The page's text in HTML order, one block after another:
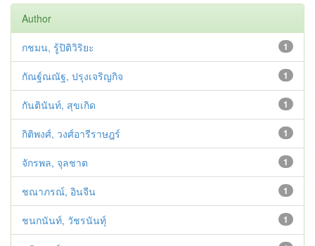
Author
1
กชมน, รู้ปิติวิริยะ
1
กัณฐ์ณณัฐ, ปรุงเจริญกิจ
1
กันตินันท์, สุขเกิด
1
กิติพงศ์, วงศ์อารีราษฎร์
1
จักรพล, จุลชาต
1
ชณาภรณ์, อินจีน
1
ชนกนันท์, วัชรนันทุ์